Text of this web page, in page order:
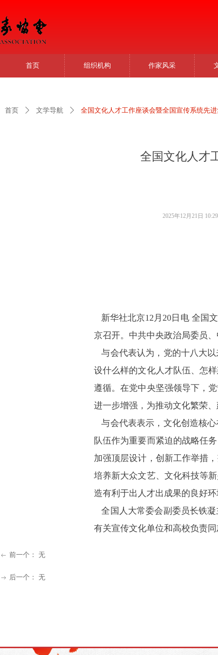
首页 组织机构 作家风采
全国文化人才
首页 ꄲ 文学导航 ꄲ 全国文化人才工作座谈会暨全国宣传系统先
新华社北京12月20日电 全国
京召开。中共中央政治局委员
与会代表认为，党的十八大
设什么样的文化人才队伍、怎
遵循。在党中央坚强领导下，
进一步增强，为推动文化繁荣
与会代表表示，文化创造核
队伍作为重要而紧迫的战略任
加强顶层设计，创新工作举措
培养新大众文艺、文化科技等
造有利于出人才出成果的良好
全国人大常委会副委员长铁
有关宣传文化单位和高校负责
2025年12月21日 10:29
ꂃ 前一个： 无
ꁹ 后一个： 无